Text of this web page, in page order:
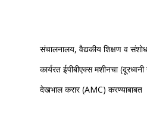
संचालनालय, वैद्यकीय शिक्षण व
कार्यरत ईपीबीएक्स मशीनचा
देखभाल करार (AMC) करण्याबाबत